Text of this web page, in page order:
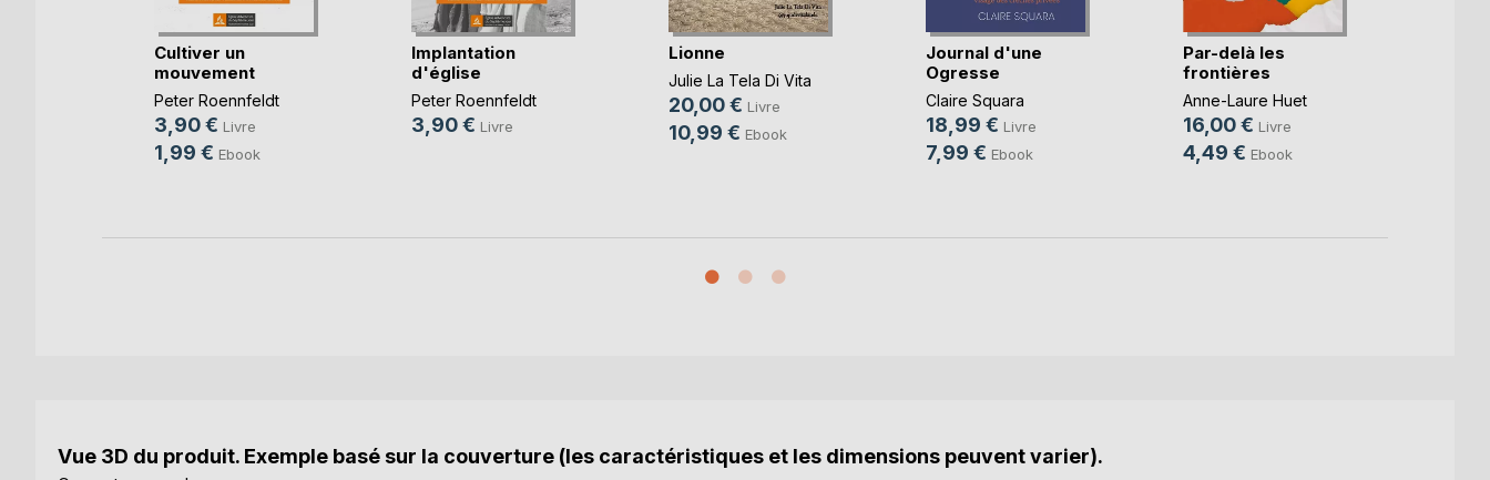
Cultiver un
mouvement
Peter Roennfeldt
3,90 € Livre
1,99 € Ebook
Implantation
d'église
Peter Roennfeldt
3,90 € Livre
Lionne
Julie La Tela Di Vita
20,00 € Livre
10,99 € Ebook
Journal d'une
Ogresse
Claire Squara
18,99 € Livre
7,99 € Ebook
Par-delà les
frontières
Anne-Laure Huet
16,00 € Livre
4,49 € Ebook
Vue 3D du produit. Exemple basé sur la couverture (les caractéristiques et les dimensions peuvent varier).